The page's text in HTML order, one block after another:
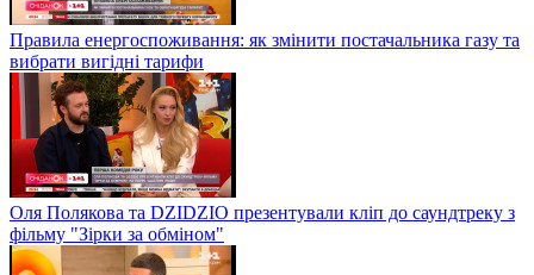
Правила енергоспоживання: як змінити постачальника газу та
вибрати вигідні тарифи
Оля Полякова та DZIDZIO презентували кліп до саундтреку з
фільму "Зірки за обміном"